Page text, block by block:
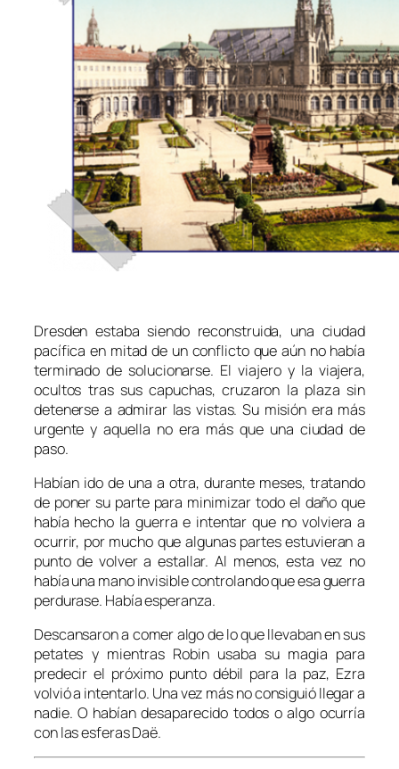
Dresden estaba siendo reconstruida, una ciudad
pacífica en mitad de un conflicto que aún no había
terminado de solucionarse. El viajero y la viajera,
ocultos tras sus capuchas, cruzaron la plaza sin
detenerse a admirar las vistas. Su misión era más
urgente y aquella no era más que una ciudad de
paso.
Habían ido de una a otra, durante meses, tratando
de poner su parte para minimizar todo el daño que
había hecho la guerra e intentar que no volviera a
ocurrir, por mucho que algunas partes estuvieran a
punto de volver a estallar. Al menos, esta vez no
había una mano invisible controlando que esa guerra
perdurase. Había esperanza.
Descansaron a comer algo de lo que llevaban en sus
petates y mientras Robin usaba su magia para
predecir el próximo punto débil para la paz, Ezra
volvió a intentarlo. Una vez más no consiguió llegar a
nadie. O habían desaparecido todos o algo ocurría
con las esferas Daë.